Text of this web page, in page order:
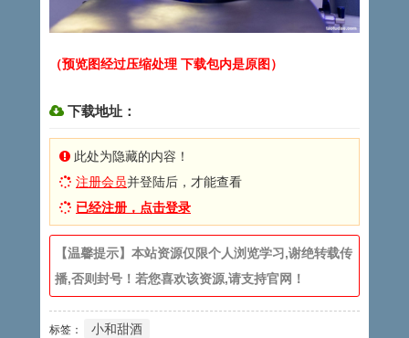
（预览图经过压缩处理 下载包内是原图）
下载地址：
此处为隐藏的内容！
注册会员并登陆后，才能查看
已经注册，点击登录
【温馨提示】本站资源仅限个人浏览学习,谢绝转载传
播,否则封号！若您喜欢该资源,请支持官网！
标签： 小和甜酒